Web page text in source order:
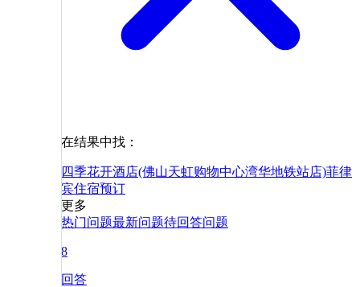
在结果中找：
四季花开酒店(佛山天虹购物中心湾华地铁站店)菲律
宾住宿预订
更多
热门问题最新问题待回答问题
8
回答